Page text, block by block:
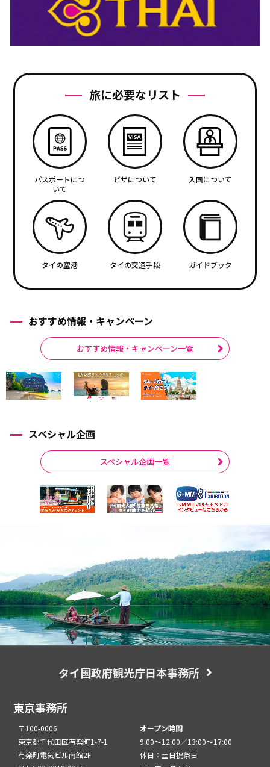
旅に必要なリスト
パスポートにつ
いて
ビザについて 入国について
タイの空港 タイの交通手段 ガイドブック
おすすめ情報・キャンペーン
おすすめ情報・キャンペーン一覧
スペシャル企画
スペシャル企画一覧
タイ国政府観光庁日本事務所
東京事務所
〒100-0006
東京都千代田区有楽町1-7-1
有楽町電気ビル南館2F
オープン時間
9:00～12:00／13:00～17:00
休日：土日祝祭日